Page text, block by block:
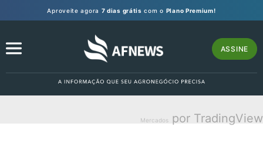
Aproveite agora 7 dias grátis com o Plano Premium!
ASSINE
Mercados por TradingView